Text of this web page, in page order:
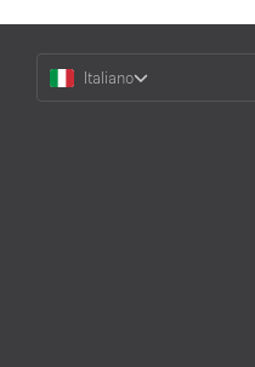
Language
Italiano